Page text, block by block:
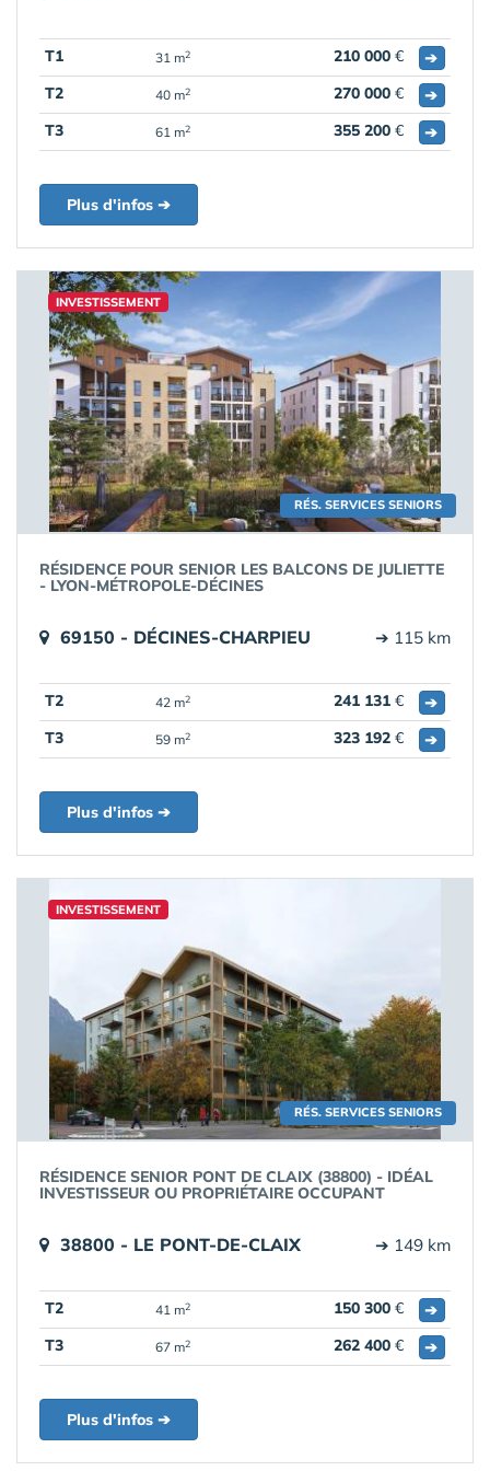
T1 31 m2 210 000 €
➔
T2
40 m2 270 000 €
➔
T3
61 m2 355 200 € ➔
Plus d'infos ➔
RÉS. SERVICES SENIORS
INVESTISSEMENT
RÉSIDENCE POUR SENIOR LES BALCONS DE JULIETTE
- LYON-MÉTROPOLE-DÉCINES
69150 - DÉCINES-CHARPIEU ➔ 115 km
T2 42 m2 241 131 €
➔
T3
59 m2 323 192 € ➔
Plus d'infos ➔
RÉS. SERVICES SENIORS
INVESTISSEMENT
RÉSIDENCE SENIOR PONT DE CLAIX (38800) - IDÉAL
INVESTISSEUR OU PROPRIÉTAIRE OCCUPANT
38800 - LE PONT-DE-CLAIX ➔ 149 km
T2 41 m2 150 300 €
➔
T3
67 m2 262 400 € ➔
Plus d'infos ➔